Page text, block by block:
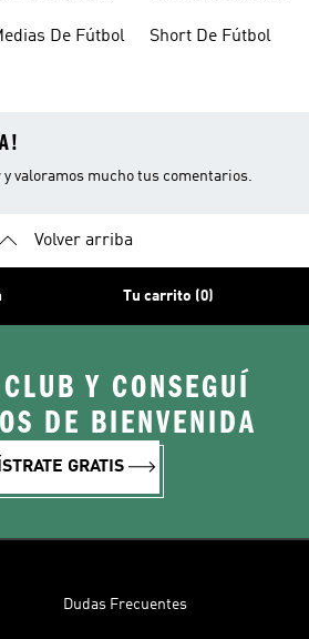
De Fútbol
Short De Fútbol
valoramos mucho tus comentarios.
Volver arriba
Tu carrito (0)
Y CONSEGUÍ
DE BIENVENIDA
GRATIS
Dudas Frecuentes